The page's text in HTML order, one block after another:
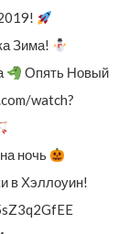
Зима!
Опять Новый
watch?
ночь
в Хэллоуин!